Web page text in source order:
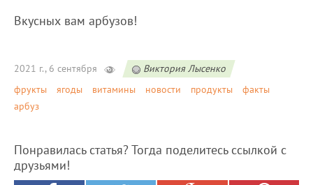
Вкусных вам арбузов!
2021 г., 6 сентября
Виктория Лысенко
фрукты
ягоды витамины новости продукты
факты
арбуз
Понравилась статья? Тогда поделитесь ссылкой с
друзьями!